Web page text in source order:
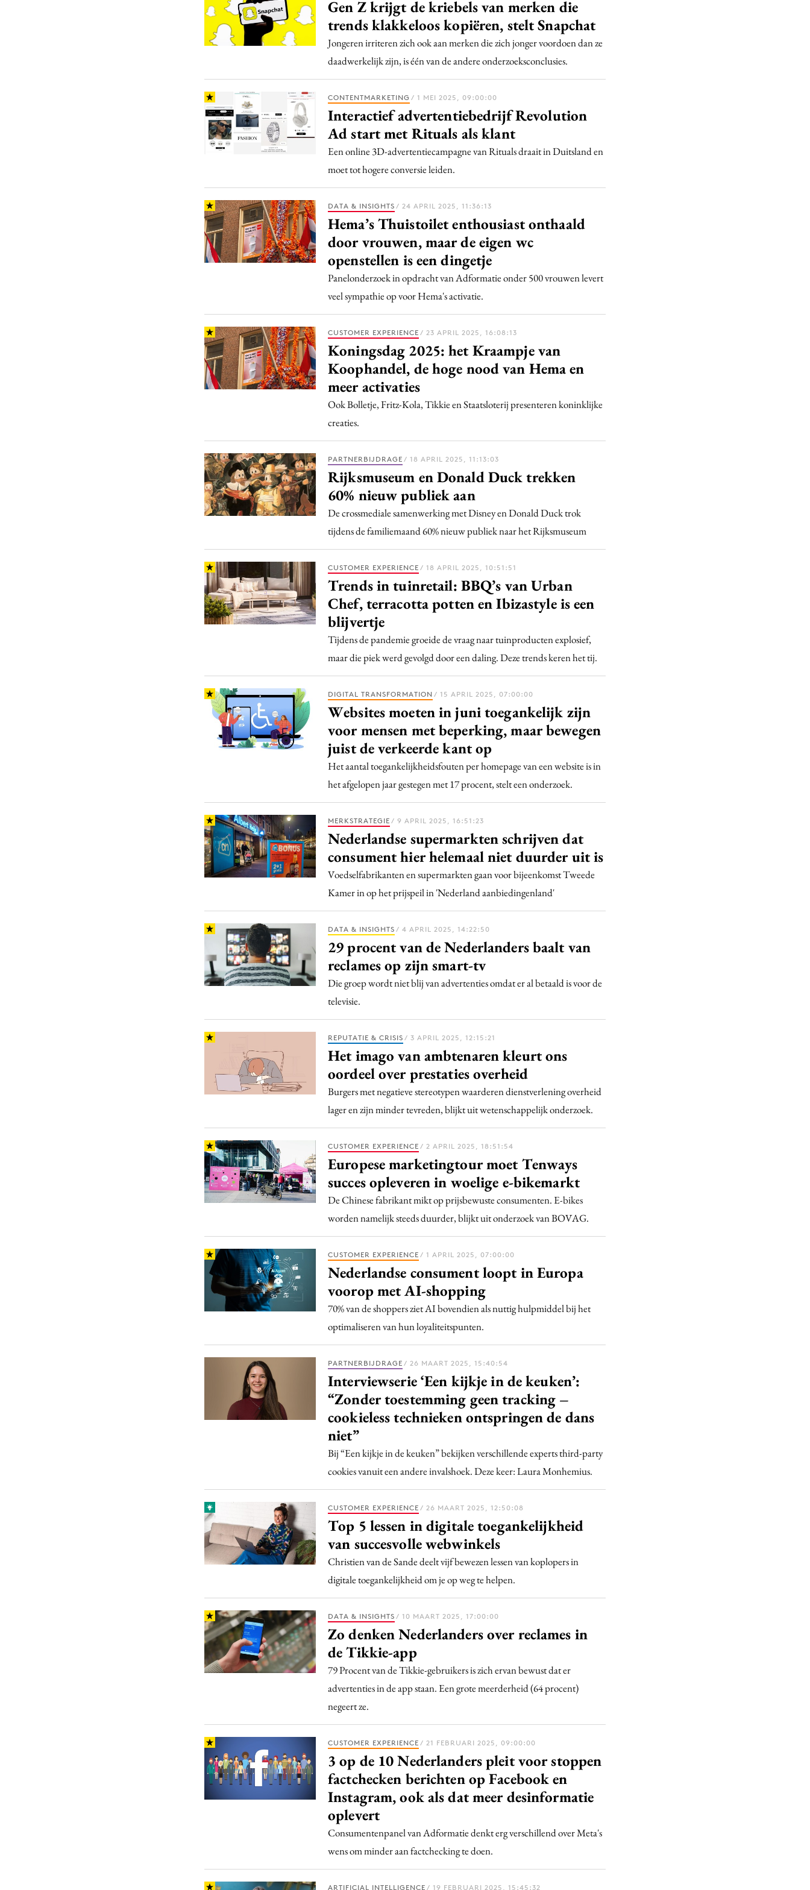
Gedragsverandering
Influencer marketing
Purpose Marketing
Reputatie & crisis
Gen Z krijgt de kriebels van merken die
trends klakkeloos kopiëren, stelt Snapchat
Jongeren irriteren zich ook aan merken die zich jonger voordoen dan ze
daadwerkelijk zijn, is één van de andere onderzoeksconclusies.
CONTENTMARKETING / 1 MEI 2025, 09:00:00
Interactief advertentiebedrijf Revolution
Ad start met Rituals als klant
Een online 3D-advertentiecampagne van Rituals draait in Duitsland en
moet tot hogere conversie leiden.
DATA & INSIGHTS / 24 APRIL 2025, 11:36:13
Hema’s Thuistoilet enthousiast onthaald
door vrouwen, maar de eigen wc
openstellen is een dingetje
Panelonderzoek in opdracht van Adformatie onder 500 vrouwen levert
veel sympathie op voor Hema's activatie.
CUSTOMER EXPERIENCE / 23 APRIL 2025, 16:08:13
Koningsdag 2025: het Kraampje van
Koophandel, de hoge nood van Hema en
meer activaties
Ook Bolletje, Fritz-Kola, Tikkie en Staatsloterij presenteren koninklijke
creaties.
PARTNERBIJDRAGE / 18 APRIL 2025, 11:13:03
Rijksmuseum en Donald Duck trekken
60% nieuw publiek aan
De crossmediale samenwerking met Disney en Donald Duck trok
tijdens de familiemaand 60% nieuw publiek naar het Rijksmuseum
CUSTOMER EXPERIENCE / 18 APRIL 2025, 10:51:51
Trends in tuinretail: BBQ’s van Urban
Chef, terracotta potten en Ibizastyle is een
blijvertje
Tijdens de pandemie groeide de vraag naar tuinproducten explosief,
maar die piek werd gevolgd door een daling. Deze trends keren het tij.
DIGITAL TRANSFORMATION / 15 APRIL 2025, 07:00:00
Websites moeten in juni toegankelijk zijn
voor mensen met beperking, maar bewegen
juist de verkeerde kant op
Het aantal toegankelijkheidsfouten per homepage van een website is in
het afgelopen jaar gestegen met 17 procent, stelt een onderzoek.
MERKSTRATEGIE / 9 APRIL 2025, 16:51:23
Nederlandse supermarkten schrijven dat
consument hier helemaal niet duurder uit is
Voedselfabrikanten en supermarkten gaan voor bijeenkomst Tweede
Kamer in op het prijspeil in 'Nederland aanbiedingenland'
DATA & INSIGHTS / 4 APRIL 2025, 14:22:50
29 procent van de Nederlanders baalt van
reclames op zijn smart-tv
Die groep wordt niet blij van advertenties omdat er al betaald is voor de
televisie.
REPUTATIE & CRISIS / 3 APRIL 2025, 12:15:21
Het imago van ambtenaren kleurt ons
oordeel over prestaties overheid
Burgers met negatieve stereotypen waarderen dienstverlening overheid
lager en zijn minder tevreden, blijkt uit wetenschappelijk onderzoek.
CUSTOMER EXPERIENCE / 2 APRIL 2025, 18:51:54
Europese marketingtour moet Tenways
succes opleveren in woelige e-bikemarkt
De Chinese fabrikant mikt op prijsbewuste consumenten. E-bikes
worden namelijk steeds duurder, blijkt uit onderzoek van BOVAG.
CUSTOMER EXPERIENCE / 1 APRIL 2025, 07:00:00
Nederlandse consument loopt in Europa
voorop met AI-shopping
70% van de shoppers ziet AI bovendien als nuttig hulpmiddel bij het
optimaliseren van hun loyaliteitspunten.
PARTNERBIJDRAGE / 26 MAART 2025, 15:40:54
Interviewserie ‘Een kijkje in de keuken’:
“Zonder toestemming geen tracking –
cookieless technieken ontspringen de dans
niet”
Bij “Een kijkje in de keuken” bekijken verschillende experts third-party
cookies vanuit een andere invalshoek. Deze keer: Laura Monhemius.
CUSTOMER EXPERIENCE / 26 MAART 2025, 12:50:08
Top 5 lessen in digitale toegankelijkheid
van succesvolle webwinkels
Christien van de Sande deelt vijf bewezen lessen van koplopers in
digitale toegankelijkheid om je op weg te helpen.
DATA & INSIGHTS / 10 MAART 2025, 17:00:00
Zo denken Nederlanders over reclames in
de Tikkie-app
79 Procent van de Tikkie-gebruikers is zich ervan bewust dat er
advertenties in de app staan. Een grote meerderheid (64 procent)
negeert ze.
CUSTOMER EXPERIENCE / 21 FEBRUARI 2025, 09:00:00
3 op de 10 Nederlanders pleit voor stoppen
factchecken berichten op Facebook en
Instagram, ook als dat meer desinformatie
oplevert
Consumentenpanel van Adformatie denkt erg verschillend over Meta's
wens om minder aan factchecking te doen.
ARTIFICIAL INTELLIGENCE / 19 FEBRUARI 2025, 15:45:32